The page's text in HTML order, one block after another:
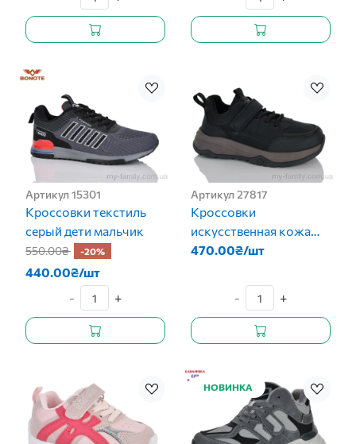
Артикул 15301
Кроссовки текстиль
серый дети мальчик
550.00₴ -20%
440.00₴/шт
-
+
Артикул 27817
Кроссовки
искусственная кожа
черный дети мальчик
470.00₴/шт
- +
НОВИНКА